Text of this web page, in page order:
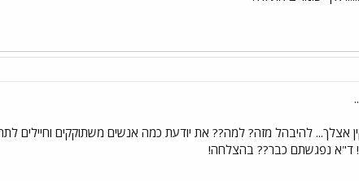
אצלך... להיבהל מזה? למה?? את יודעת כמה אנשים משתוקקים וחיילים
!! ד"א נפגשתם כבר?? בהצלחה!